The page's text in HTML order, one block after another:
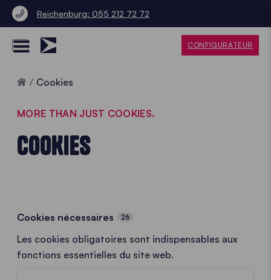
Reichenburg: 055 212 72 72
CONFIGURATEUR
Accueil
Cookies
MORE THAN JUST COOKIES.
COOKIES
Cookies nécessaires 26
Les cookies obligatoires sont indispensables aux
fonctions essentielles du site web.